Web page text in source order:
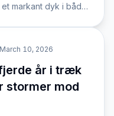
markant dyk i både
March 10, 2026
år i træk
stormer mod